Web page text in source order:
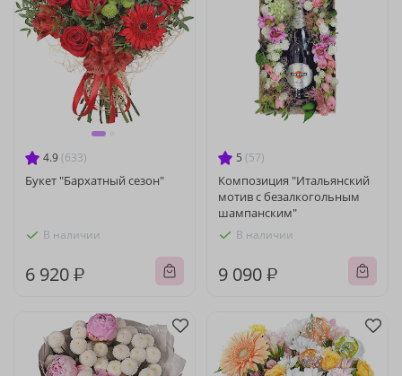
4.9 (633)
Букет "Бархатный сезон"
В наличии
6 920 ₽
5 (57)
Композиция "Итальянский
мотив с безалкогольным
шампанским"
В наличии
9 090 ₽